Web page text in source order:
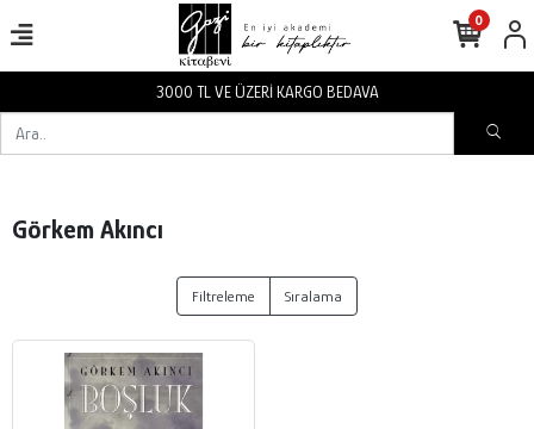
3000 TL VE ÜZERİ KARGO BEDAVA
0
Görkem Akıncı
Filtreleme Sıralama